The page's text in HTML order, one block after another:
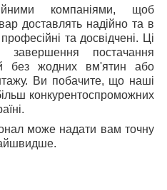
компаніями, щоб
доставлять надійно та в
та досвідчені. Ці
завершення постачання
без жодних вм'ятин або
Ви побачите, що наші
конкурентоспроможних
може надати вам точну